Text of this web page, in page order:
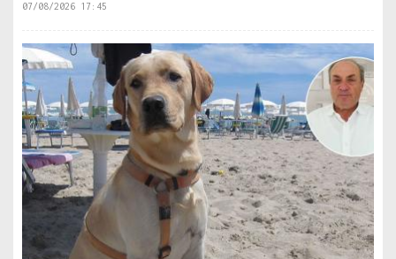
07/08/2026 17:45